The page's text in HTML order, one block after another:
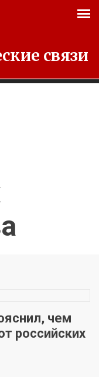
связи
чем
российских